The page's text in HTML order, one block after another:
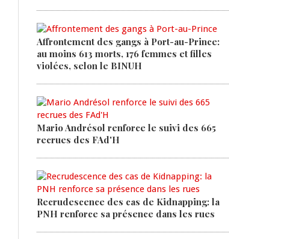
Affrontement des gangs à Port-au-Prince:
au moins 613 morts, 176 femmes et filles
violées, selon le BINUH
Mario Andrésol renforce le suivi des 665
recrues des FAd'H
Recrudescence des cas de Kidnapping: la
PNH renforce sa présence dans les rues